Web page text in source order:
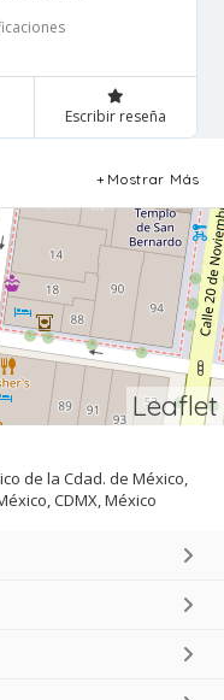
Escribir reseña
Mostrar Más
Leaflet
de la Cdad. de México,
CDMX, México